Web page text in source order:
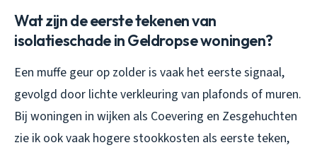
Wat zijn de eerste tekenen van
isolatieschade in Geldropse woningen?
Een muffe geur op zolder is vaak het eerste signaal,
gevolgd door lichte verkleuring van plafonds of muren.
Bij woningen in wijken als Coevering en Zesgehuchten
zie ik ook vaak hogere stookkosten als eerste teken,